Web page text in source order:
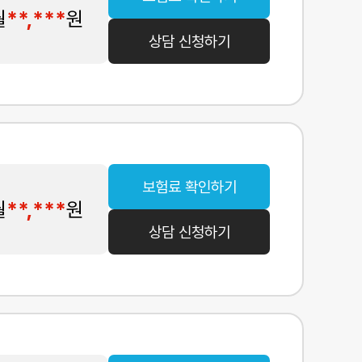
**,***원
상담 신청하기
**,***원
보험료 확인하기
상담 신청하기